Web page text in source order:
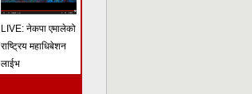
LIVE: नेकपा एमालेको
राष्ट्रिय महाधिबेशन
लाईभ